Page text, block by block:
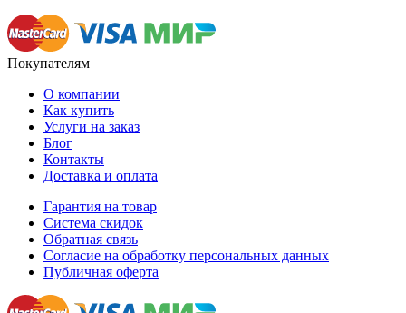
Покупателям
О компании
Как купить
Услуги на заказ
Блог
Контакты
Доставка и оплата
Гарантия на товар
Система скидок
Обратная связь
Согласие на обработку персональных данных
Публичная оферта